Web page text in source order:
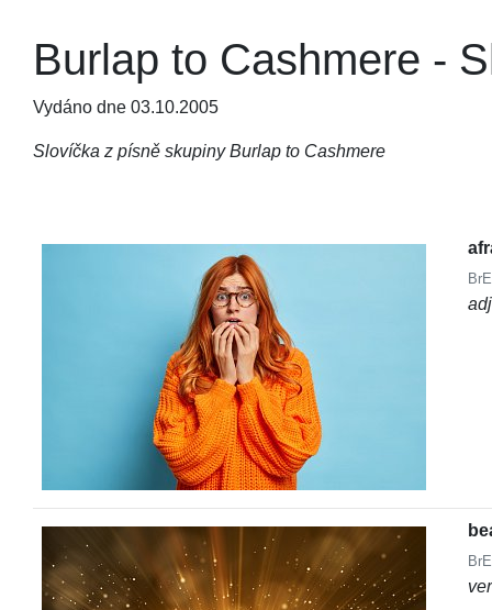
Burlap to Cashmere -
Vydáno dne 03.10.2005
Slovíčka z písně skupiny Burlap to Cashmere
BrE
BrE